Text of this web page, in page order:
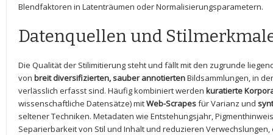
Blendfaktoren in Latenträumen oder Normalisierungsparametern.
Datenquellen und
Die Qualität⁢ der Stilimitierung steht und fällt mit den zugrunde
⁢von breit diversifizierten, sauber ‌annotiertenBildsammlungen,⁢ in
verlässlich erfasst sind. Häufig kombiniert werden kuratierte
wissenschaftliche Datensätze) mitWeb-Scrapesfür Varianz und
seltener Techniken. Metadaten wie Entstehungsjahr,
Separierbarkeit von ⁢Stil und Inhalt und reduzieren